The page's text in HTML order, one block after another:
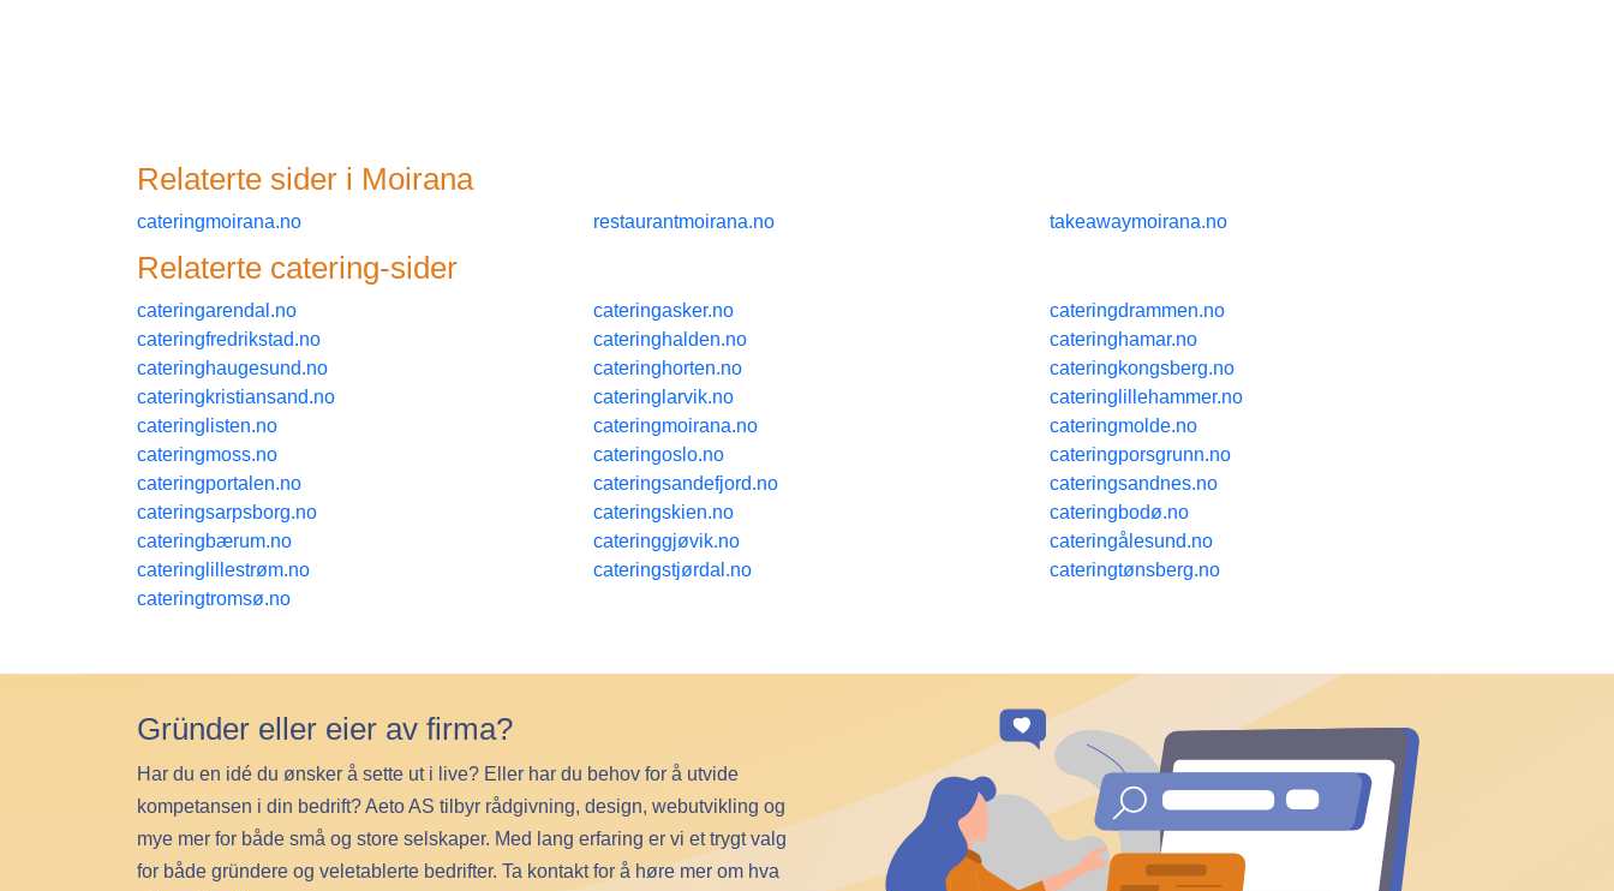
Relaterte sider i moirana
cateringmoirana.no restaurantmoirana.no takeawaymoirana.no
Relaterte catering-sider
cateringarendal.no cateringasker.no
cateringdrammen.no
cateringfredrikstad.no
cateringhalden.no
cateringhamar.no
cateringhaugesund.no
cateringhorten.no
cateringkongsberg.no
cateringkristiansand.no
cateringlarvik.no
cateringlillehammer.no
cateringlisten.no
cateringmoirana.no
cateringmolde.no
cateringmoss.no
cateringoslo.no
cateringporsgrunn.no
cateringportalen.no
cateringsandefjord.no
cateringsandnes.no
cateringsarpsborg.no
cateringskien.no
cateringbodø.no
cateringbærum.no
cateringgjøvik.no
cateringålesund.no
cateringlillestrøm.no
cateringstjørdal.no
cateringtønsberg.no
cateringtromsø.no
Gründer eller eier av firma?
Har du en idé du ønsker å sette ut i live? Eller har du behov for å utvide
kompetansen i din bedrift? Aeto AS tilbyr rådgivning, design, webutvikling og
mye mer for både små og store selskaper. Med lang erfaring er vi et trygt valg
for både gründere og veletablerte bedrifter. Ta kontakt for å høre mer om hva